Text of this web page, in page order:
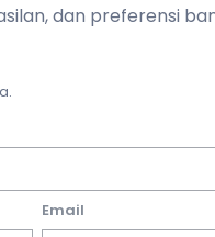
dan preferensi
Email